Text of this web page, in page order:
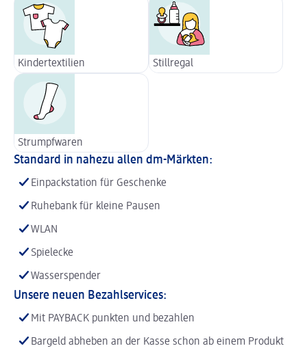
Kindertextilien Stillregal
Strumpfwaren
Standard in nahezu allen dm-Märkten:
Einpackstation für Geschenke
Ruhebank für kleine Pausen
WLAN
Spielecke
Wasserspender
Unsere neuen Bezahlservices:
Mit PAYBACK punkten und bezahlen
Bargeld abheben an der Kasse schon ab einem Produkt